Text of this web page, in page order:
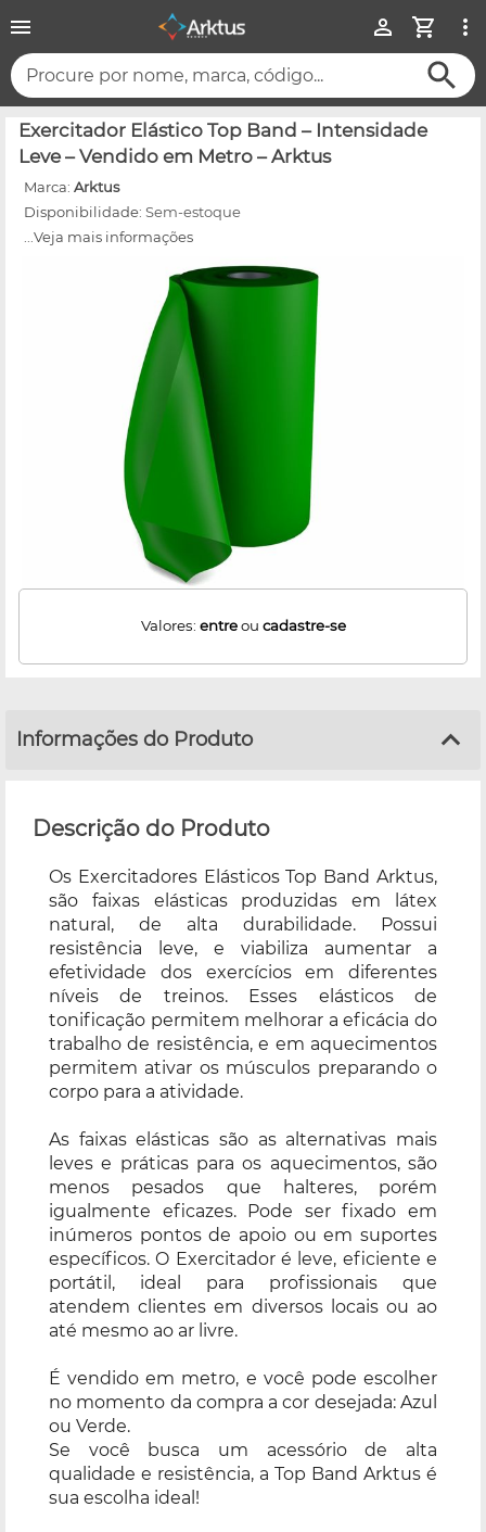
Procure por nome, marca, código...
Exercitador Elástico Top Band – Intensidade
Leve – Vendido em Metro – Arktus
Marca: Arktus
Disponibilidade: Sem-estoque
...Veja mais informações
Valores: entreou cadastre-se
Informações do Produto
Descrição do Produto
Os Exercitadores Elásticos Top Band Arktus,
são faixas elásticas produzidas em látex
natural, de alta durabilidade. Possui
resistência leve, e viabiliza aumentar a
efetividade dos exercícios em diferentes
níveis de treinos. Esses elásticos de
tonificação permitem melhorar a eficácia do
trabalho de resistência, e em aquecimentos
permitem ativar os músculos preparando o
corpo para a atividade.
As faixas elásticas são as alternativas mais
leves e práticas para os aquecimentos, são
menos pesados que halteres, porém
igualmente eficazes. Pode ser fixado em
inúmeros pontos de apoio ou em suportes
específicos. O Exercitador é leve, eficiente e
portátil, ideal para profissionais que
atendem clientes em diversos locais ou ao
até mesmo ao ar livre.
É vendido em metro, e você pode escolher
no momento da compra a cor desejada: Azul
ou Verde.
Se você busca um acessório de alta
qualidade e resistência, a Top Band Arktus é
sua escolha ideal!